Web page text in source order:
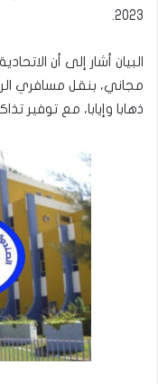
2023.
البيان أشار إلى أن
مجاني، بنقل مسافري
ذهابا وإيابا، مع توفير